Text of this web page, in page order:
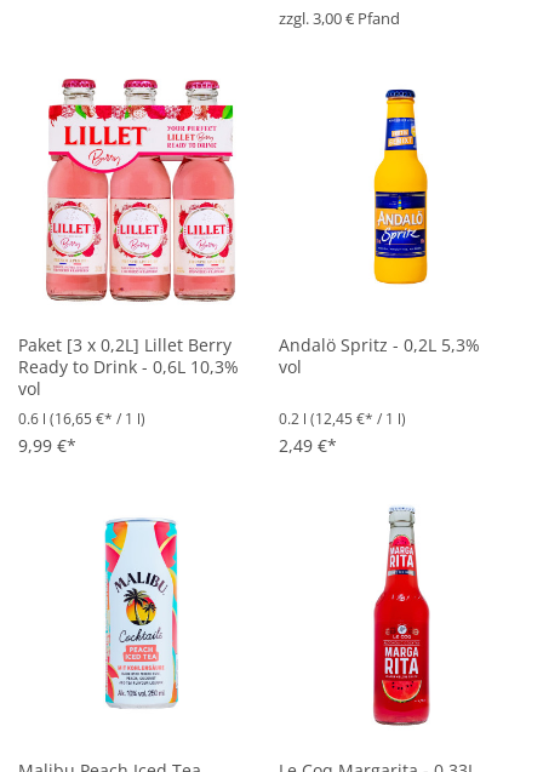
zzgl. 3,00 € Pfand
Paket [3 x 0,2L] Lillet Berry
Ready to Drink - 0,6L 10,3%
vol
0.6 l (16,65 €* / 1 l)
9,99 €*
Andalö Spritz - 0,2L 5,3%
vol
0.2 l (12,45 €* / 1 l)
2,49 €*